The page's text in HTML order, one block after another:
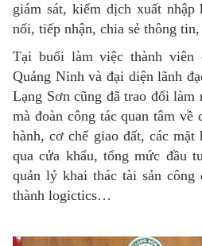
giám sát, kiểm dịch xuất nhập
nối, tiếp nhận, chia sẻ thông
Tại buổi làm việc thành viên
Quảng Ninh và đại diện lãnh
Lạng Sơn cũng đã trao đổi làm
mà đoàn công tác quan tâm
hành, cơ chế giao đất, các
qua cửa khẩu, tổng mức đầu
quản lý khai thác tài sản
thành logictics…